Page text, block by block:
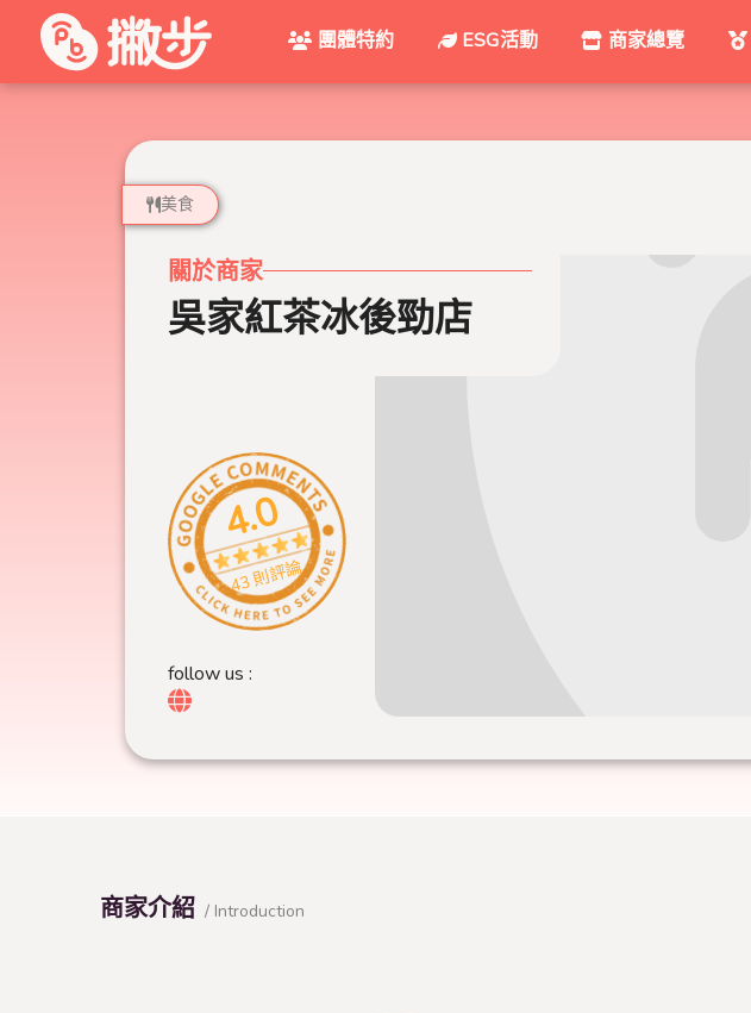
團體特約 ESG活動 商家總覽
美食
關於商家
吳家紅茶冰後勁店
4.0
43 則評論
follow us :
商家介紹 / Introduction